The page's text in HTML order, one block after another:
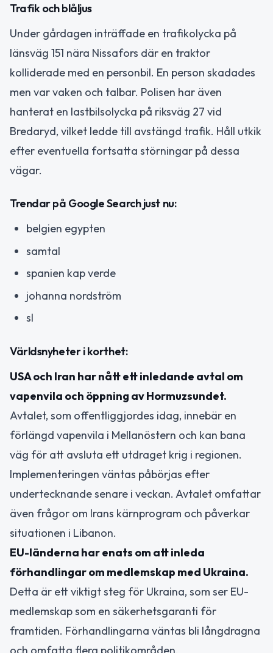
Trafik och blåljus
Under gårdagen inträffade en trafikolycka på
länsväg 151 nära Nissafors där en traktor
kolliderade med en personbil. En person skadades
men var vaken och talbar. Polisen har även
hanterat en lastbilsolycka på riksväg 27 vid
Bredaryd, vilket ledde till avstängd trafik. Håll utkik
efter eventuella fortsatta störningar på dessa
vägar.
Trendar på Google Search just nu:
belgien egypten
samtal
spanien kap verde
johanna nordström
sl
Världsnyheter i korthet:
USA och Iran har nått ett inledande avtal om
vapenvila och öppning av Hormuzsundet.
Avtalet, som offentliggjordes idag, innebär en
förlängd vapenvila i Mellanöstern och kan bana
väg för att avsluta ett utdraget krig i regionen.
Implementeringen väntas påbörjas efter
undertecknande senare i veckan. Avtalet omfattar
även frågor om Irans kärnprogram och påverkar
situationen i Libanon.
EU-länderna har enats om att inleda
förhandlingar om medlemskap med Ukraina.
Detta är ett viktigt steg för Ukraina, som ser EU-
medlemskap som en säkerhetsgaranti för
framtiden. Förhandlingarna väntas bli långdragna
och omfatta flera politikområden.